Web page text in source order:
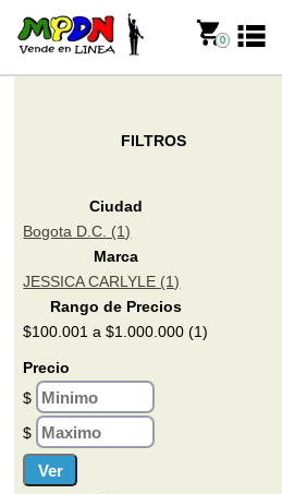
0
FILTROS
Ciudad
Bogota D.C. (1)
Marca
JESSICA CARLYLE (1)
Rango de Precios
$100.001 a $1.000.000 (1)
Precio
$
$